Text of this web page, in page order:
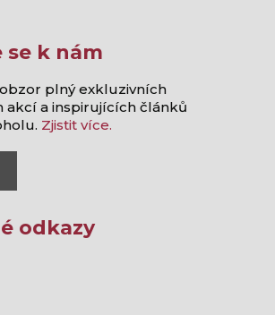
se k nám
plný exkluzivních
akcí a inspirujících článků
Zjistit více.
odkazy